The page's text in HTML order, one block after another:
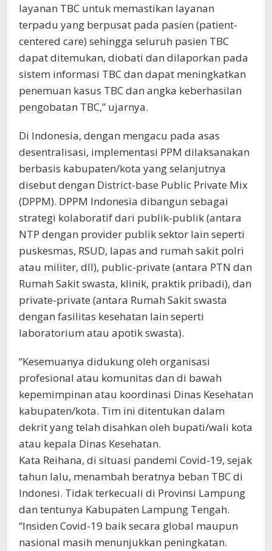
layanan TBC untuk memastikan layanan
terpadu yang berpusat pada pasien (patient‐
centered care) sehingga seluruh pasien TBC
dapat ditemukan, diobati dan dilaporkan pada
sistem informasi TBC dan dapat meningkatkan
penemuan kasus TBC dan angka keberhasilan
pengobatan TBC,” ujarnya.
Di Indonesia, dengan mengacu pada asas
desentralisasi, implementasi PPM dilaksanakan
berbasis kabupaten/kota yang selanjutnya
disebut dengan District-base Public Private Mix
(DPPM). DPPM Indonesia dibangun sebagai
strategi kolaboratif dari publik-publik (antara
NTP dengan provider publik sektor lain seperti
puskesmas, RSUD, lapas and rumah sakit polri
atau militer, dll), public-private (antara PTN dan
Rumah Sakit swasta, klinik, praktik pribadi), dan
private-private (antara Rumah Sakit swasta
dengan fasilitas kesehatan lain seperti
laboratorium atau apotik swasta).
“Kesemuanya didukung oleh organisasi
profesional atau komunitas dan di bawah
kepemimpinan atau koordinasi Dinas Kesehatan
kabupaten/kota. Tim ini ditentukan dalam
dekrit yang telah disahkan oleh bupati/wali kota
atau kepala Dinas Kesehatan.
Kata Reihana, di situasi pandemi Covid-19, sejak
tahun lalu, menambah beratnya beban TBC di
Indonesi. Tidak terkecuali di Provinsi Lampung
dan tentunya Kabupaten Lampung Tengah.
“Insiden Covid-19 baik secara global maupun
nasional masih menunjukkan peningkatan.